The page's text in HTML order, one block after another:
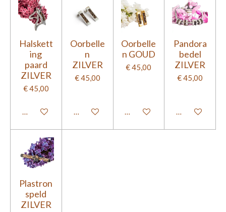
Halskett
ing
paard
ZILVER
€ 45,00
Bekijk details
Oorbelle
n
ZILVER
€ 45,00
Bekijk details
Oorbelle
n GOUD
€ 45,00
Bekijk details
Pandora
bedel
ZILVER
€ 45,00
Bekijk details
Plastron
speld
ZILVER